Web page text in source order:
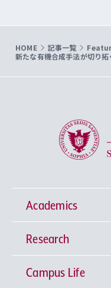
HOME 記事一覧
新たな有機合成手法が切り
上智大
Academics
学部
神学部
興味から学科を
Research
研究所 等
Campus Life